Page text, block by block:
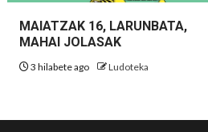
MAIATZAK 16, LARUNBATA,
MAHAI JOLASAK
3 hilabete ago Ludoteka